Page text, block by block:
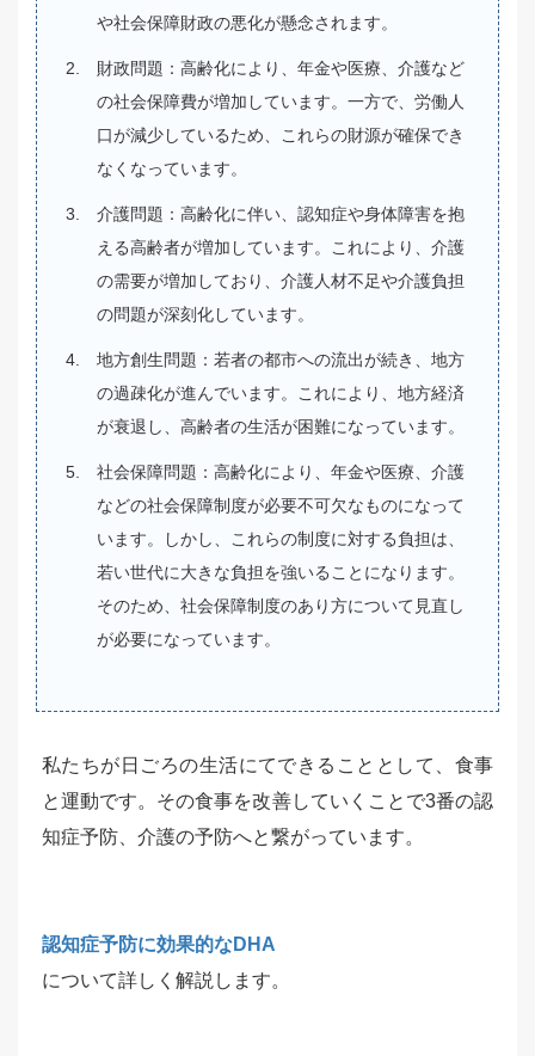
や社会保障財政の悪化が懸念されます。
財政問題：高齢化により、年金や医療、介護など
の社会保障費が増加しています。一方で、労働人
口が減少しているため、これらの財源が確保でき
なくなっています。
介護問題：高齢化に伴い、認知症や身体障害を抱
える高齢者が増加しています。これにより、介護
の需要が増加しており、介護人材不足や介護負担
の問題が深刻化しています。
地方創生問題：若者の都市への流出が続き、地方
の過疎化が進んでいます。これにより、地方経済
が衰退し、高齢者の生活が困難になっています。
社会保障問題：高齢化により、年金や医療、介護
などの社会保障制度が必要不可欠なものになって
います。しかし、これらの制度に対する負担は、
若い世代に大きな負担を強いることになります。
そのため、社会保障制度のあり方について見直し
が必要になっています。
私たちが日ごろの生活にてできることとして、食事
と運動です。その食事を改善していくことで3番の認
知症予防、介護の予防へと繋がっています。
認知症予防に効果的なDHA
について詳しく解説します。